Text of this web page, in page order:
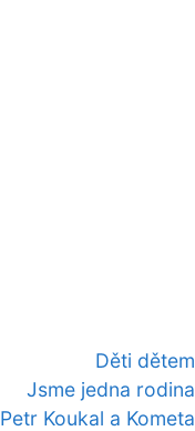
Děti dětem
Jsme jedna rodina
Petr Koukal a Kometa